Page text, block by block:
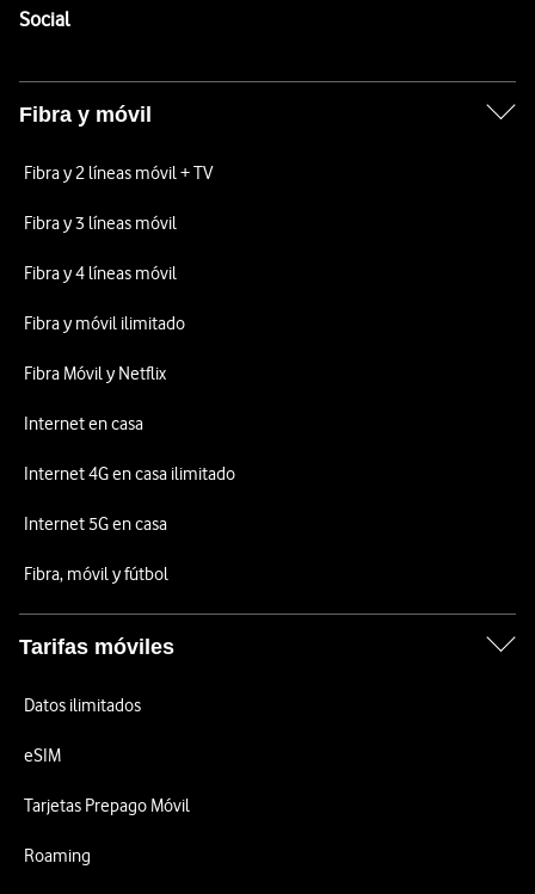
SocialEnlaces a las redes sociales de Vodafone
Fibra y móvil
Fibra y 2 líneas móvil + TV
Fibra y 3 líneas móvil
Fibra y 4 líneas móvil
Fibra y móvil ilimitado
Fibra Móvil y Netflix
Internet en casa
Internet 4G en casa ilimitado
Internet 5G en casa
Fibra, móvil y fútbol
Tarifas móviles
Datos ilimitados
eSIM
Tarjetas Prepago Móvil
Roaming